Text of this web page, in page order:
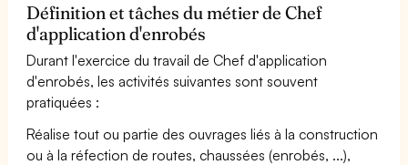
Définition et tâches du métier de Chef
d'application d'enrobés
Durant l'exercice du travail de Chef d'application
d'enrobés, les activités suivantes sont souvent
pratiquées :
Réalise tout ou partie des ouvrages liés à la construction
ou à la réfection de routes, chaussées (enrobés, ...),